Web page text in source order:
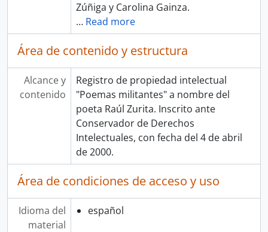
Zúñiga y Carolina Gainza.
… Read more
Área de contenido y estructura
Alcance y
contenido
Registro de propiedad intelectual
"Poemas militantes" a nombre del
poeta Raúl Zurita. Inscrito ante
Conservador de Derechos
Intelectuales, con fecha del 4 de abril
de 2000.
Área de condiciones de acceso y uso
Idioma del
material
español